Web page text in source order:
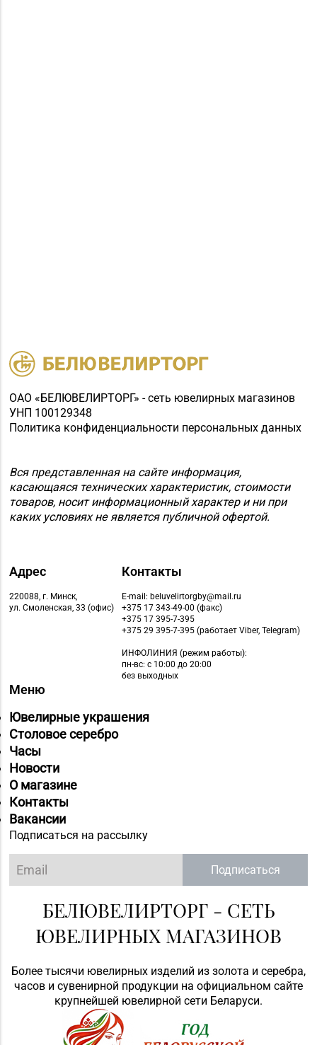
ОАО «БЕЛЮВЕЛИРТОРГ» - сеть ювелирных магазинов
УНП 100129348
Политика конфиденциальности персональных данных
Вся представленная на сайте информация,
касающаяся технических характеристик, стоимости
товаров, носит информационный характер и ни при
каких условиях не является публичной офертой.
Адрес
220088, г. Минск,
ул. Смоленская, 33 (офис)
Контакты
E-mail: beluvelirtorgby@mail.ru
+375 17 343-49-00 (факс)
+375 17 395-7-395
+375 29 395-7-395 (работает Viber, Telegram)
ИНФОЛИНИЯ (режим работы):
пн-вс: с 10:00 до 20:00
без выходных
Меню
Ювелирные украшения
Столовое серебро
Часы
Новости
О магазине
Контакты
Вакансии
Подписаться на рассылку
Подписаться
БЕЛЮВЕЛИРТОРГ - СЕТЬ
ЮВЕЛИРНЫХ МАГАЗИНОВ
Более тысячи ювелирных изделий из золота и серебра,
часов и сувенирной продукции на официальном сайте
крупнейшей ювелирной сети Беларуси.